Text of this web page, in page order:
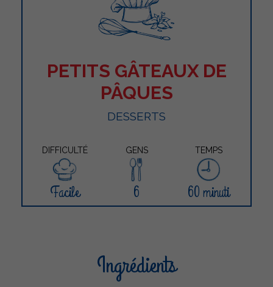
PETITS GÂTEAUX DE
PÂQUES
DESSERTS
DIFFICULTÉ GENS TEMPS
Facile 6 60 minuti
Ingrédients